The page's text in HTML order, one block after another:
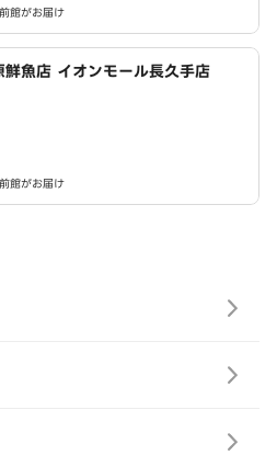
館がお届け
鮮魚店 イオンモール長久手店
館がお届け